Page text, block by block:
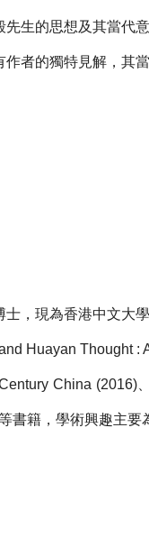
的思想及其當代
者的獨特見解，其
現為香港中文大
Huayan Thought
China (2016)
書籍，學術興趣主要